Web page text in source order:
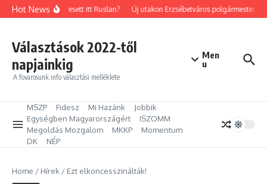
Ugrás a tartalomhoz
Hot NewsMit keresett itt Ruslan? Új utakon Erzsébetváros polgármestere:
Választások 2022-től
napjainkig
A fovarosunk.info választási melléklete
Men
u
MSZP Fidesz Mi Hazánk
Jobbik
Egységben Magyarországért
ISZOMM
Megoldás Mozgalom
MKKP
Momentum
DK
NÉP
Home / Hírek / Ezt elkoncesszinálták!